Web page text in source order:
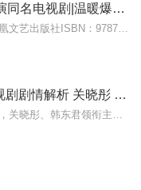
极光之恋|马可关晓彤主演同名电视剧|温暖爆笑高甜
全32集《梅花红桃》电视剧剧情解析 关晓彤 韩东君